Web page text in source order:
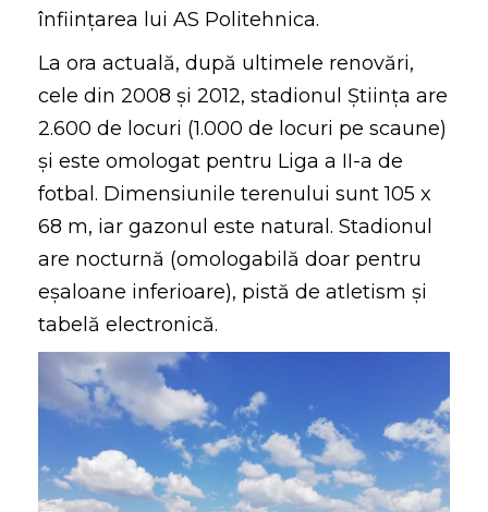
înființarea lui AS Politehnica.
La ora actuală, după ultimele renovări,
cele din 2008 și 2012, stadionul Știința are
2.600 de locuri (1.000 de locuri pe scaune)
și este omologat pentru Liga a II-a de
fotbal. Dimensiunile terenului sunt 105 x
68 m, iar gazonul este natural. Stadionul
are nocturnă (omologabilă doar pentru
eșaloane inferioare), pistă de atletism și
tabelă electronică.